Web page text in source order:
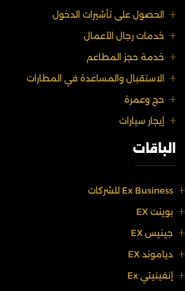
الحصول على تأشيرات الدخول
خدمات رجال الأعمال
خدمة حجز المطاعم
الاستقبال والمساعدة في المطارات
حج وعمرة
إيجار سيارات
الباقات
Ex Business للشركات
بوينت EX
جينيس EX
دياموند EX
إنفينيتي Ex